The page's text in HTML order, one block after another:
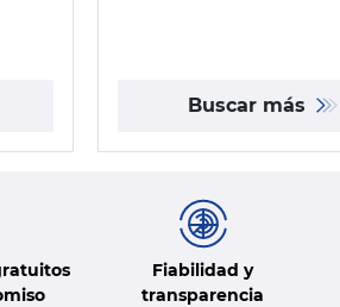
Buscar más
Fiabilidad y
transparencia